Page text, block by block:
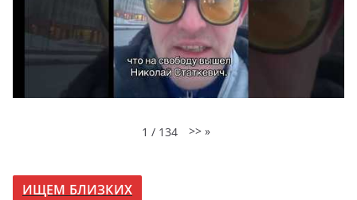
1 / 134 >> »
ИЩЕМ БЛИЗКИХ